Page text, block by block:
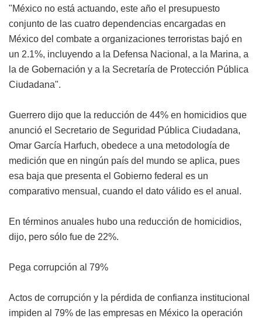
"México no está actuando, este año el presupuesto
conjunto de las cuatro dependencias encargadas en
México del combate a organizaciones terroristas bajó en
un 2.1%, incluyendo a la Defensa Nacional, a la Marina, a
la de Gobernación y a la Secretaría de Protección Pública
Ciudadana".
Guerrero dijo que la reducción de 44% en homicidios que
anunció el Secretario de Seguridad Pública Ciudadana,
Omar García Harfuch, obedece a una metodología de
medición que en ningún país del mundo se aplica, pues
esa baja que presenta el Gobierno federal es un
comparativo mensual, cuando el dato válido es el anual.
En términos anuales hubo una reducción de homicidios,
dijo, pero sólo fue de 22%.
Pega corrupción al 79%
Actos de corrupción y la pérdida de confianza institucional
impiden al 79% de las empresas en México la operación